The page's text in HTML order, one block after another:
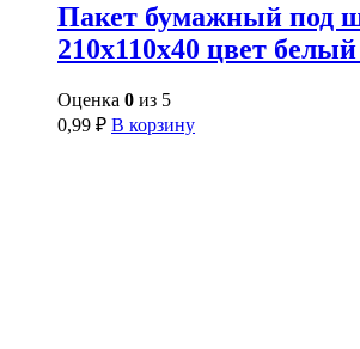
Пакет бумажный под
210х110х40 цвет
Оценка 0 из 5
0,99 ₽ В корзину